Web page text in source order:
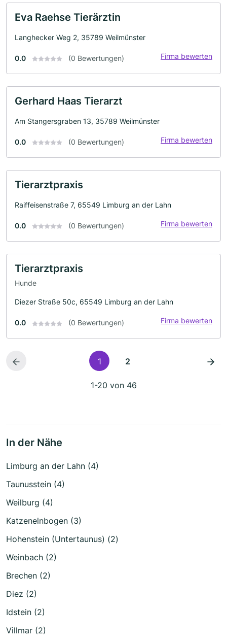
Eva Raehse Tierärztin
Langhecker Weg 2, 35789 Weilmünster
0.0 (0 Bewertungen) Firma bewerten
Gerhard Haas Tierarzt
Am Stangersgraben 13, 35789 Weilmünster
0.0 (0 Bewertungen) Firma bewerten
Tierarztpraxis
Raiffeisenstraße 7, 65549 Limburg an der Lahn
0.0 (0 Bewertungen) Firma bewerten
Tierarztpraxis
Hunde
Diezer Straße 50c, 65549 Limburg an der Lahn
0.0 (0 Bewertungen) Firma bewerten
1 2
1-20 von 46
In der Nähe
Limburg an der Lahn (4)
Taunusstein (4)
Weilburg (4)
Katzenelnbogen (3)
Hohenstein (Untertaunus) (2)
Weinbach (2)
Brechen (2)
Diez (2)
Idstein (2)
Villmar (2)